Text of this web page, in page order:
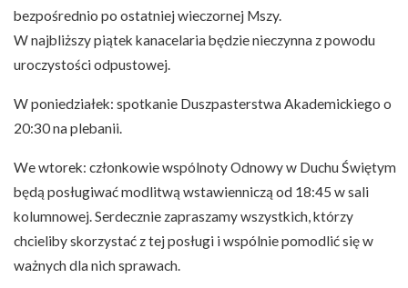
bezpośrednio po ostatniej wieczornej Mszy.
W najbliższy piątek kanacelaria będzie nieczynna z powodu
uroczystości odpustowej.
W poniedziałek: spotkanie Duszpasterstwa Akademickiego o
20:30 na plebanii.
We wtorek: członkowie wspólnoty Odnowy w Duchu Świętym
będą posługiwać modlitwą wstawienniczą od 18:45 w sali
kolumnowej. Serdecznie zapraszamy wszystkich, którzy
chcieliby skorzystać z tej posługi i wspólnie pomodlić się w
ważnych dla nich sprawach.